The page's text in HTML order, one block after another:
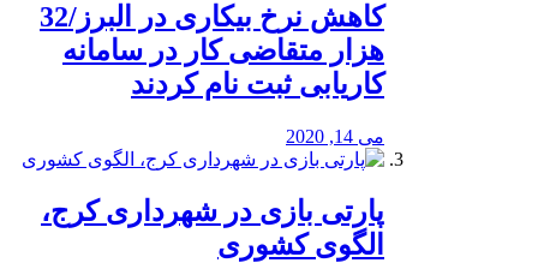
کاهش نرخ بیکاری در البرز/32
هزار متقاضی کار در سامانه
کاریابی ثبت نام کردند
می 14, 2020
پارتی بازی در شهرداری کرج،
الگوی کشوری